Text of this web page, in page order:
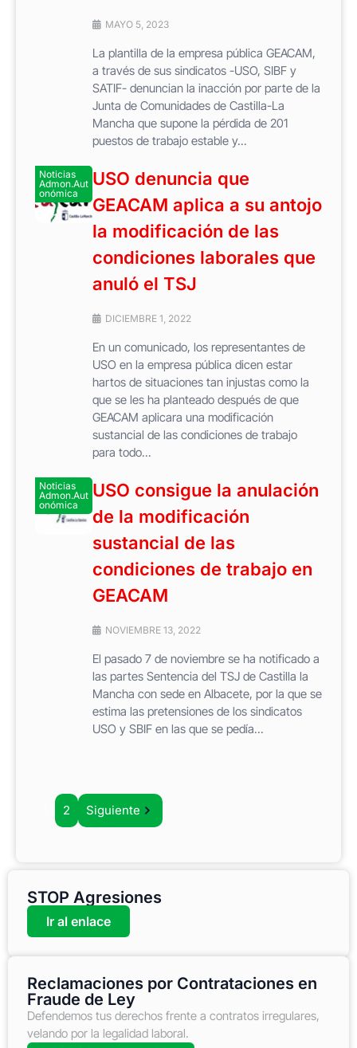
MAYO 5, 2023
La plantilla de la empresa pública GEACAM,
a través de sus sindicatos -USO, SIBF y
SATIF- denuncian la inacción por parte de la
Junta de Comunidades de Castilla-La
Mancha que supone la pérdida de 201
puestos de trabajo estable y...
Noticias
Admon.Aut
onómica
USO denuncia que
GEACAM aplica a su antojo
la modificación de las
condiciones laborales que
anuló el TSJ
DICIEMBRE 1, 2022
En un comunicado, los representantes de
USO en la empresa pública dicen estar
hartos de situaciones tan injustas como la
que se les ha planteado después de que
GEACAM aplicara una modificación
sustancial de las condiciones de trabajo
para todo...
Noticias
Admon.Aut
onómica
USO consigue la anulación
de la modificación
sustancial de las
condiciones de trabajo en
GEACAM
NOVIEMBRE 13, 2022
El pasado 7 de noviembre se ha notificado a
las partes Sentencia del TSJ de Castilla la
Mancha con sede en Albacete, por la que se
estima las pretensiones de los sindicatos
USO y SBIF en las que se pedía...
2 Siguiente
STOP Agresiones
Ir al enlace
Reclamaciones por Contrataciones en
Fraude de Ley
Defendemos tus derechos frente a contratos irregulares,
velando por la legalidad laboral.